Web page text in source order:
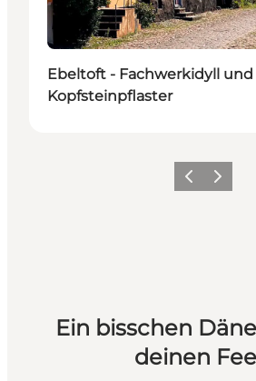
Ebeltoft - Fachwerkidyll und
Kopfsteinpflaster
ZurückWeiter
Ein bisschen
deinen